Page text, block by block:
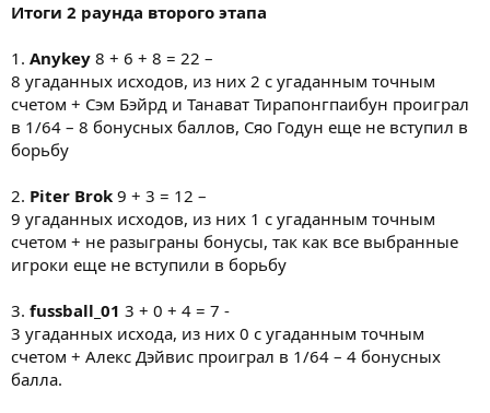
Итоги 2 раунда второго этапа
1. Anykey 8 + 6 + 8 = 22 –
8 угаданных исходов, из них 2 с угаданным точным
счетом + Сэм Бэйрд и Танават Тирапонгпаибун проиграл
в 1/64 – 8 бонусных баллов, Сяо Годун еще не вступил в
борьбу
2. Piter Brok 9 + 3 = 12 –
9 угаданных исходов, из них 1 с угаданным точным
счетом + не разыграны бонусы, так как все выбранные
игроки еще не вступили в борьбу
3. fussball_01 3 + 0 + 4 = 7 -
3 угаданных исхода, из них 0 с угаданным точным
счетом + Алекс Дэйвис проиграл в 1/64 – 4 бонусных
балла.